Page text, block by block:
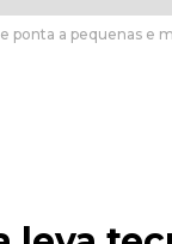
ponta a pequenas e